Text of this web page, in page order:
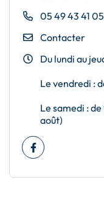
05 49 43 41 05
Contacter
Du lundi au
Le vendredi :
Le samedi :
août)
Facebook
(ouverture dans